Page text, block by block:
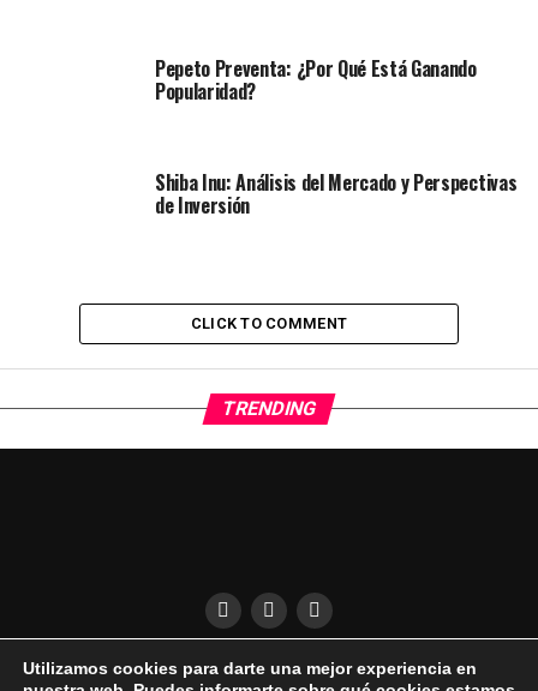
Pepeto Preventa: ¿Por Qué Está Ganando
Popularidad?
Shiba Inu: Análisis del Mercado y Perspectivas
de Inversión
CLICK TO COMMENT
TRENDING
QUÍENES SOMOS CONDICIONES DE USO DESCARGO DE RESPONSABILIDAD
Utilizamos cookies para darte una mejor experiencia en